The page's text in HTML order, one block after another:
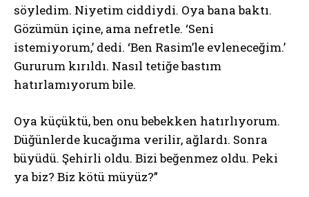
söyledim. Niyetim ciddiydi. Oya bana baktı.
Gözümün içine, ama nefretle. ‘Seni
istemiyorum,’ dedi. ‘Ben Rasim’le evleneceğim.’
Gururum kırıldı. Nasıl tetiğe bastım
hatırlamıyorum bile.
Oya küçüktü, ben onu bebekken hatırlıyorum.
Düğünlerde kucağıma verilir, ağlardı. Sonra
büyüdü. Şehirli oldu. Bizi beğenmez oldu. Peki
ya biz? Biz kötü müyüz?”